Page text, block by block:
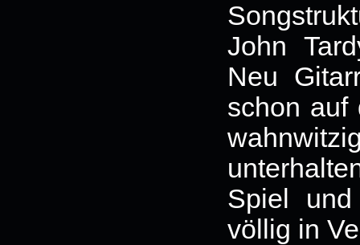
John
Neu
schon
Spiel
völlig in